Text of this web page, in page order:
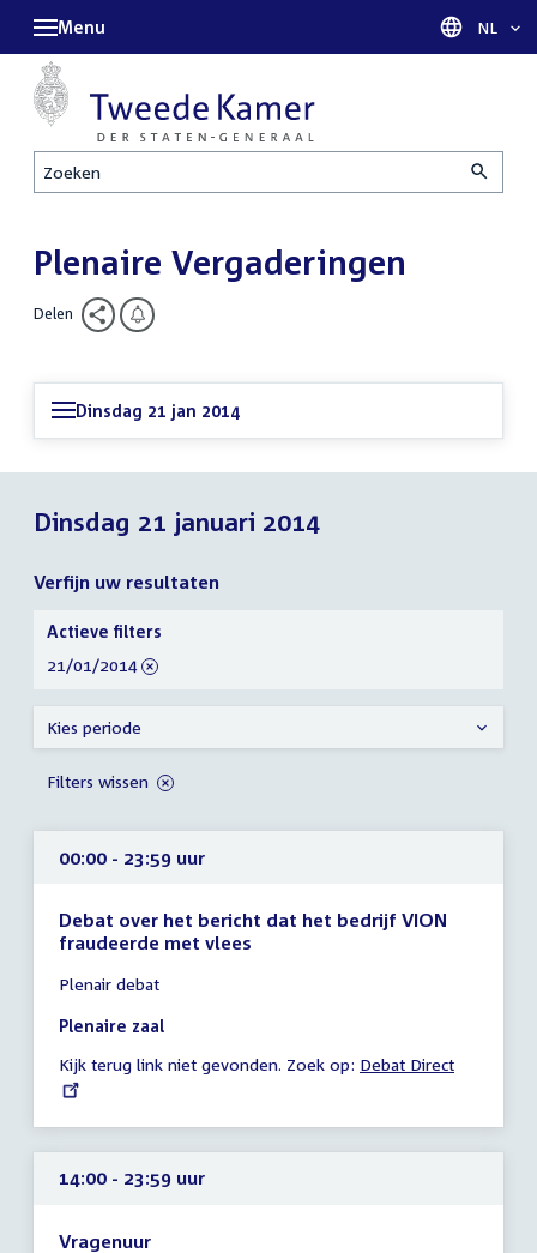
Zoeken
Menu Taal
NL
Plenaire Vergaderingen
Delen
Dinsdag 21 jan 2014
Dinsdag 21 januari 2014
Verfijn uw resultaten
00:00 - 23:59 uur
Debat over het bericht dat het bedrijf VION
fraudeerde met vlees
vergadering
00:00
23:59
uur
Plenair debat
Plenaire zaal
Kijk terug link niet gevonden. Zoek op: External
Debat Direct
14:00 - 23:59 uur
Vragenuur
Verfijn
uw
resultaten
Actieve filters
verwijder
21/01/2014
Kies periode
Filters wissen